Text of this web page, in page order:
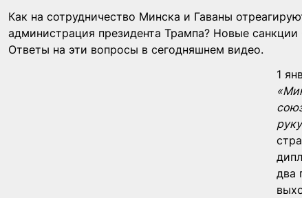
Как на сотрудничество Минска и Гаваны
администрация президента Трампа? Новые
Ответы на эти вопросы в сегодняшнем видео.
1
два